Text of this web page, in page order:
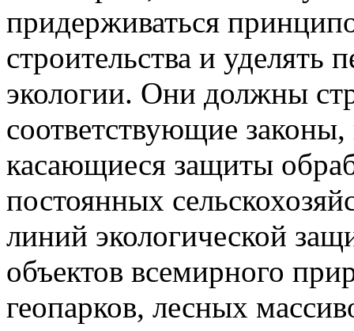
придерживаться
строительства и уделять
экологии. Они должны
соответствующие
касающиеся защиты
постоянных
линий экологической
объектов всемирного
геопарков, лесных